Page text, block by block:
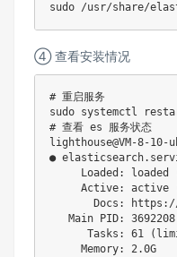
sudo /usr/share/
④ 查看安装情况
# 重启服务
sudo
# 查看 es 服务状态
lighthouse@VM-8-10-
●
     Loaded: loaded
     Active: active
Docs:
   Main PID:
3692208
      Tasks:
61 (
     Memory:
2.0G